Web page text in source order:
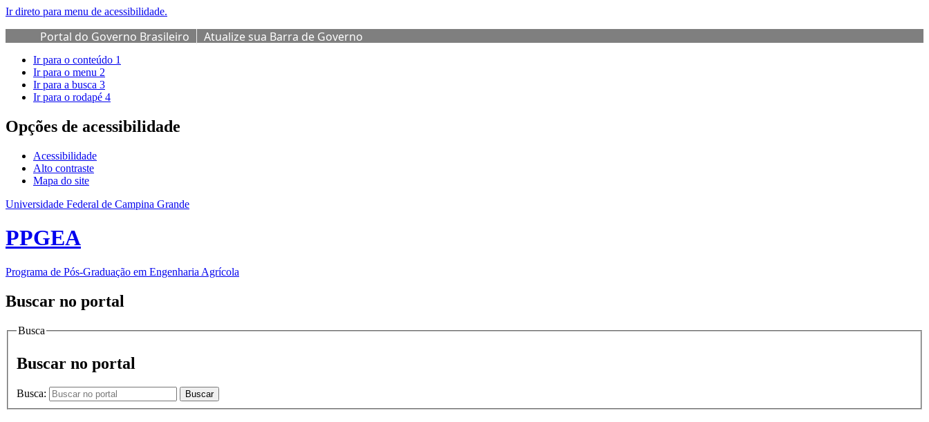
Ir direto para menu de acessibilidade.
Portal do Governo Brasileiro Atualize sua Barra de Governo
Ir para o conteúdo 1
Ir para o menu 2
Ir para a busca 3
Ir para o rodapé 4
Opções de acessibilidade
Acessibilidade
Alto contraste
Mapa do site
Universidade Federal de Campina Grande
PPGEA
Programa de Pós-Graduação em Engenharia Agrícola
Buscar no portal
Busca
Buscar no portal
Busca: Buscar